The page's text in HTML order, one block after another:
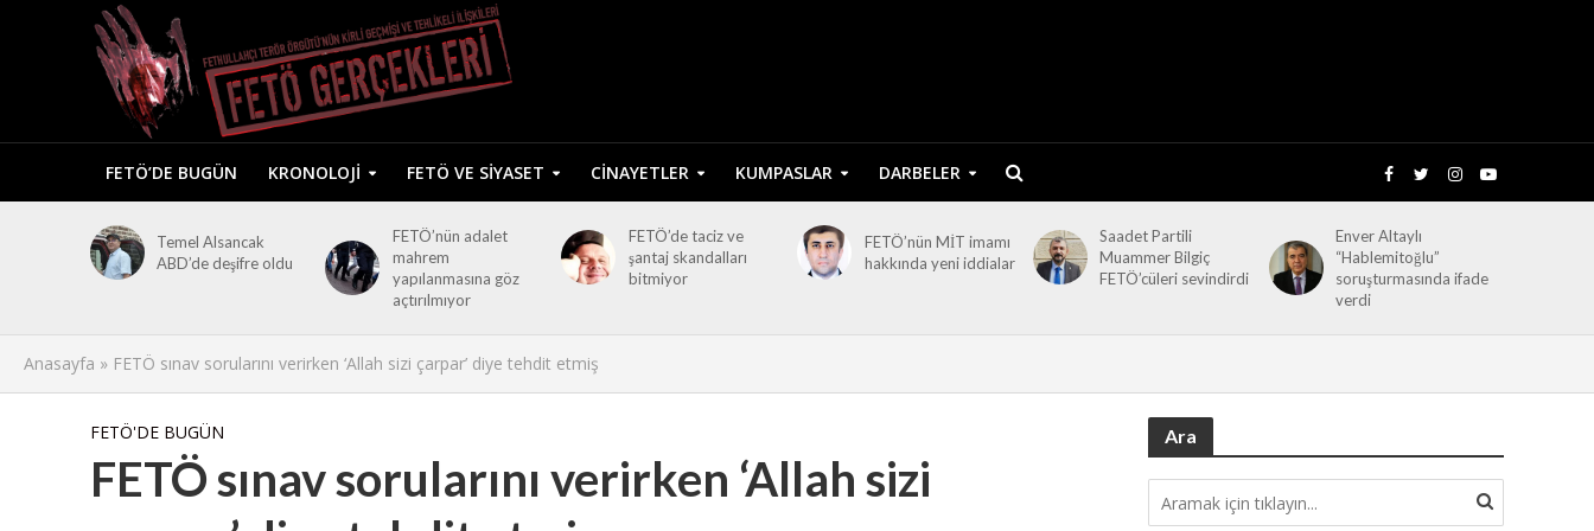
FETÖ’DE BUGÜN KRONOLOJI FETÖ VE SIYASET CINAYETLER KUMPASLAR DARBELER
Temel Alsancak
ABD’de deşifre oldu
FETÖ’nün adalet
mahrem
yapılanmasına göz
açtırılmıyor
FETÖ’de taciz ve
şantaj skandalları
bitmiyor
FETÖ’nün MİT imamı
hakkında yeni iddialar
Saadet Partili
Muammer Bilgiç
FETÖ’cüleri sevindirdi
Enver Altaylı
“Hablemitoğlu”
soruşturmasında ifade
verdi
Anasayfa » FETÖ sınav sorularını verirken ‘Allah sizi çarpar’ diye tehdit etmiş
FETÖ'DE BUGÜN
FETÖ sınav sorularını verirken ‘Allah sizi
Ara